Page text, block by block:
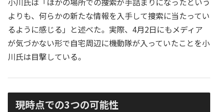
よりも、何らかの新たな情報を入手して捜索に当たってい
るように感じる」と述べた。実際、4月2日にもメディア
が気づかない形で自宅周辺に機動隊が入っていたことを小
川氏は目撃している。
現時点での3つの可能性